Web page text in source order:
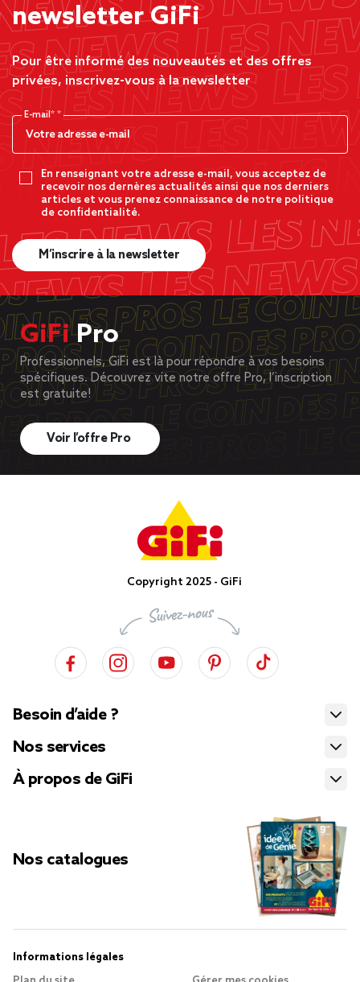
newsletter GiFi
Pour être informé des nouveautés et des offres
privées, inscrivez-vous à la newsletter
E-mail*
En renseignant votre adresse e-mail, vous acceptez de
recevoir nos dernères actualités ainsi que nos derniers
articles et vous prenez connaissance de notre politique
de confidentialité.
M’inscrire à la newsletter
GiFiPro
Professionnels, GiFi est là pour répondre à vos besoins
spécifiques. Découvrez vite notre offre Pro, l’inscription
est gratuite!
Voir l’offre Pro
Copyright 2025 - GiFi
Besoin d’aide ?
Nos services
À propos de GiFi
Nos catalogues
Informations légales